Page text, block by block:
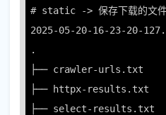
# static -> 保存下载的文
2025-05-20-16-23-20-
.
├── crawler-urls.txt
├── httpx-results.txt
├── select-results.txt